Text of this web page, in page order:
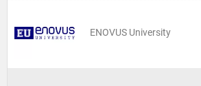
ENOVUS University